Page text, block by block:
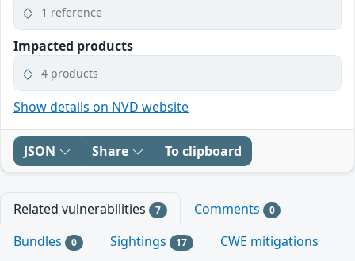
1 reference
Impacted products
4 products
Show details on NVD website
JSON Share To clipboard
Related vulnerabilities 7 Comments 0
Bundles 0 Sightings 17
CWE mitigations